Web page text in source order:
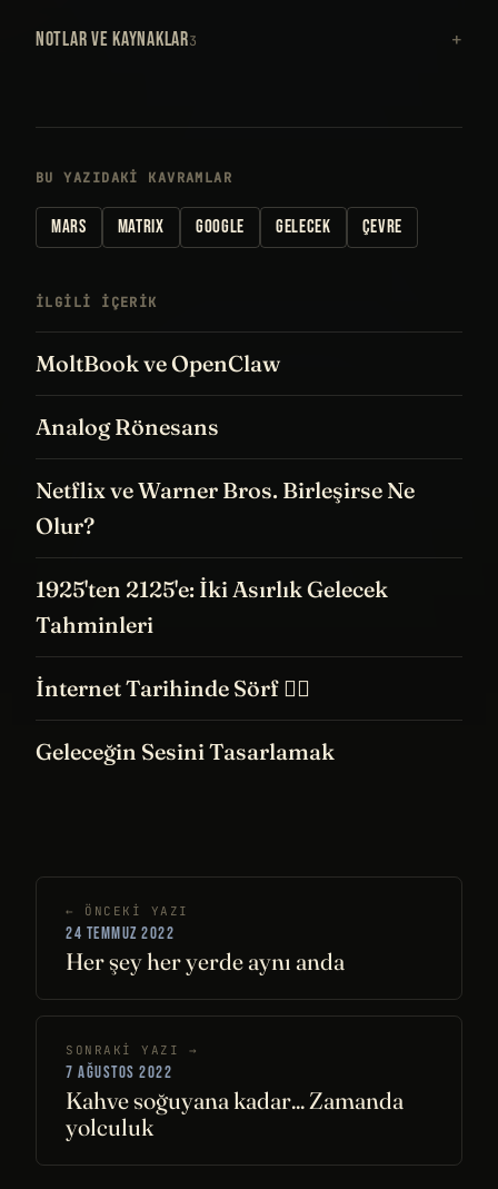
NOTLAR VE KAYNAKLAR3
BU YAZIDAKI KAVRAMLAR
MARS MATRIX GOOGLE GELECEK ÇEVRE
İLGILI IÇERIK
MoltBook ve OpenClaw
Analog Rönesans
Netflix ve Warner Bros. Birleşirse Ne
Olur?
1925'ten 2125'e: İki Asırlık Gelecek
Tahminleri
İnternet Tarihinde Sörf 🏄‍♀️
Geleceğin Sesini Tasarlamak
← ÖNCEKI YAZI
24 TEMMUZ 2022
Her şey her yerde aynı anda
SONRAKI YAZI →
7 AĞUSTOS 2022
Kahve soğuyana kadar... Zamanda
yolculuk